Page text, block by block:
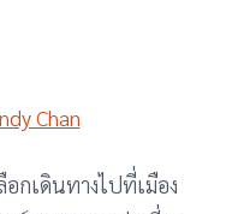
Chan
กเดินทางไปที่เมือง